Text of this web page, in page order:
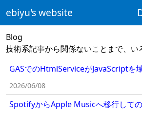
ebiyu's website
Blog
技術系記事から関係ないことまで、い
GASでのHtmlServiceがJavaScriptを
2026/06/08
SpotifyからApple Musicへ移行して